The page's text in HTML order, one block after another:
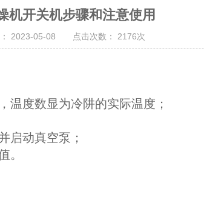
机开关机步骤和注意使用
： 2023-05-08 点击次数： 2176次
温度数显为冷阱的实际温度；
启动真空泵；
。